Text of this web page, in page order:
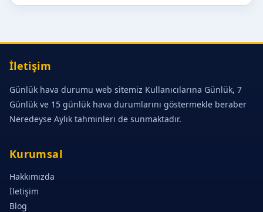
İletişim
Günlük hava durumu web sitemiz Kullanıcılarına Günlük, 7
Günlük ve 15 günlük hava durumlarını göstermekle beraber
Neredeyse Aylık tahminleri de sunmaktadır.
Kurumsal
Hakkımızda
İletişim
Blog